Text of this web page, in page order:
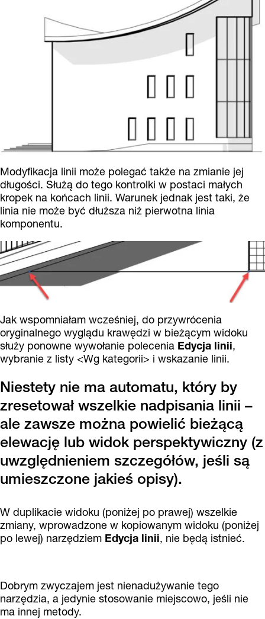
Modyfikacja linii może polegać także na zmianie jej
długości. Służą do tego kontrolki w postaci małych
kropek na końcach linii. Warunek jednak jest taki, że
linia nie może być dłuższa niż pierwotna linia
komponentu.
Jak wspomniałam wcześniej, do przywrócenia
oryginalnego wyglądu krawędzi w bieżącym widoku
służy ponowne wywołanie polecenia Edycja linii,
wybranie z listy <Wg kategorii> i wskazanie linii.
Niestety nie ma automatu, który by
zresetował wszelkie nadpisania linii –
ale zawsze można powielić bieżącą
elewację lub widok perspektywiczny (z
uwzględnieniem szczegółów, jeśli są
umieszczone jakieś opisy).
W duplikacie widoku (poniżej po prawej) wszelkie
zmiany, wprowadzone w kopiowanym widoku (poniżej
po lewej) narzędziem Edycja linii, nie będą istnieć.
Dobrym zwyczajem jest nienadużywanie tego
narzędzia, a jedynie stosowanie miejscowo, jeśli nie
ma innej metody.